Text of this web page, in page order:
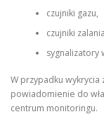
czujniki gazu,
czujniki
sygnalizatory
W przypadku wykrycia
powiadomienie do
centrum monitoringu.